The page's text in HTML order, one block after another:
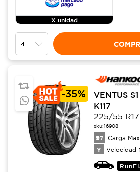
X unidad
-35%
VENTUS
K117
225/55
sku:16908
97 Carga
Y Velocidad